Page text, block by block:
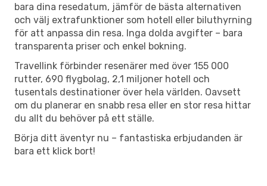
bara dina resedatum, jämför de bästa alternativen
och välj extrafunktioner som hotell eller biluthyrning
för att anpassa din resa. Inga dolda avgifter – bara
transparenta priser och enkel bokning.
Travellink förbinder resenärer med över 155 000
rutter, 690 flygbolag, 2,1 miljoner hotell och
tusentals destinationer över hela världen. Oavsett
om du planerar en snabb resa eller en stor resa hittar
du allt du behöver på ett ställe.
Börja ditt äventyr nu – fantastiska erbjudanden är
bara ett klick bort!